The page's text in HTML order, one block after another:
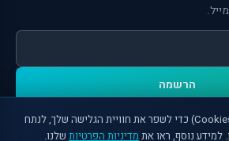
הרשמה
אתר זה משתמש בעוגיות (Cookies) כדי לשפר את חוויית הגלישה שלך, לנתח
למידע נוסף, ראו אתמדיניות הפרטיות שלנו.